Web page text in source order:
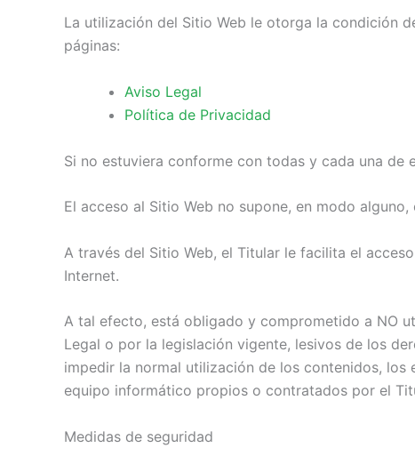
La utilización del Sitio Web le otorga la condición
páginas:
Aviso Legal
Política de Privacidad
Si no estuviera conforme con todas y cada una de
El acceso al Sitio Web no supone, en modo
A través del Sitio Web, el Titular le facilita el
Internet.
A tal efecto, está obligado y comprometido a NO
Legal o por la legislación vigente, lesivos de los
impedir la normal utilización de los contenidos,
equipo informático propios o contratados por el
Medidas de seguridad